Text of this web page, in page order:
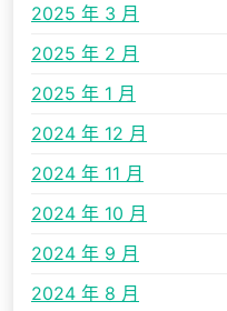
2025 年 3 月
2025 年 2 月
2025 年 1 月
2024 年 12 月
2024 年 11 月
2024 年 10 月
2024 年 9 月
2024 年 8 月